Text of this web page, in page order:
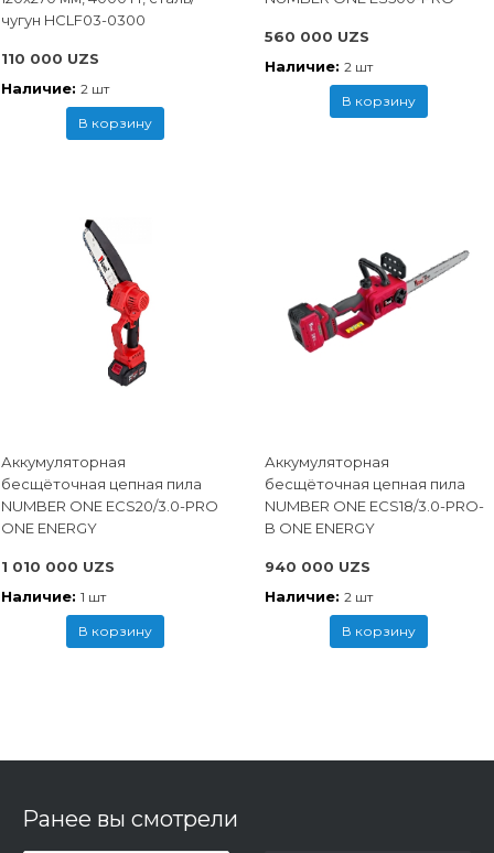
чугун HCLF03-0300
110 000 UZS
Наличие: 2 шт
В корзину
560 000 UZS
Наличие: 2 шт
В корзину
Аккумуляторная
бесщёточная цепная пила
NUMBER ONE ECS20/3.0-PRO
ONE ENERGY
1 010 000 UZS
Наличие: 1 шт
В корзину
Аккумуляторная
бесщёточная цепная пила
NUMBER ONE ECS18/3.0-PRO-
B ONE ENERGY
940 000 UZS
Наличие: 2 шт
В корзину
Ранее вы смотрели